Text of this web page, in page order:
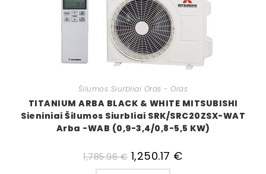
Šilumos Siurbliai Oras - Oras
TITANIUM ARBA BLACK & WHITE MITSUBISHI
Sieniniai Šilumos Siurbliai SRK/SRC20ZSX-WAT
Arba -WAB (0,9-3,4/0,8-5,5 KW)
1,785.96€ 1,250.17 €